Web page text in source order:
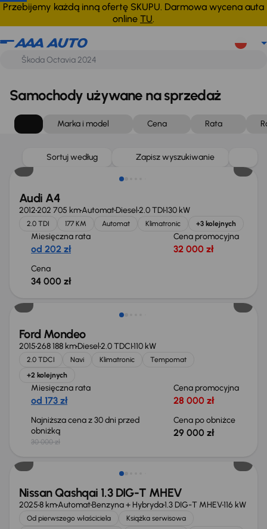
Przebijemy każdą inną ofertę SKUPU. Darmowa wycena auta
online TU.
Samochody używane na sprzedaż
Marka i model Cena Rata
Sortuj według Zapisz wyszukiwanie
Audi A4
2012202 705 kmAutomatDiesel2.0 TDI130 kW
2.0 TDI 177 KM Automat Klimatronic +3 kolejnych
Miesięczna rata
od 202 zł
Cena promocyjna
32 000 zł
Cena
34 000 zł
Ford Mondeo
2015268 188 kmDiesel2.0 TDCI110 kW
2.0 TDCI Navi Klimatronic
Tempomat
+2 kolejnych
Miesięczna rata
od 173 zł
Cena promocyjna
28 000 zł
Najniższa cena z 30 dni przed
obniżką
30 000 zł
Cena po obniżce
29 000 zł
Od nowego taniej o 36 775 zł
Nissan Qashqai 1.3 DIG-T MHEV
20258 kmAutomatBenzyna + Hybryda1.3 DIG-T MHEV116 kW
Od pierwszego właściciela
Książka serwisowa